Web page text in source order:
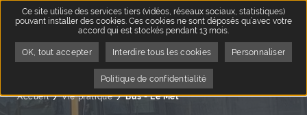
Accueil Vie pratique Page active :
Bus - Le Met
Ce site utilise des services tiers (vidéos, réseaux sociaux, statistiques)
pouvant installer des cookies. Ces cookies ne sont déposés qu’avec votre
accord qui est stockés pendant 13 mois.
OK, tout accepter Interdire tous les cookies Personnaliser
Politique de confidentialité